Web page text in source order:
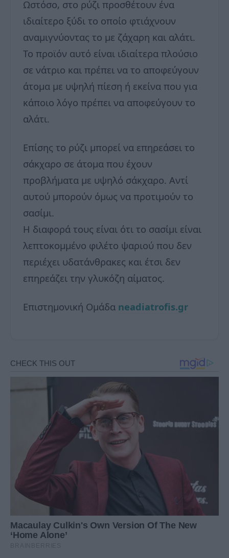
Ωστόσο, στο ρύζι προσθέτουν ένα
ιδιαίτερο ξύδι το οποίο φτιάχνουν
αναμιγνύοντας το με ζάχαρη και αλάτι.
Το προϊόν αυτό είναι ιδιαίτερα πλούσιο
σε νάτριο και πρέπει να το αποφεύγουν
άτομα με υψηλή πίεση ή εκείνα που για
κάποιο λόγο πρέπει να αποφεύγουν το
αλάτι.
Επίσης το ρύζι μπορεί να επηρεάσει το
σάκχαρο σε άτομα που έχουν
προβλήματα με υψηλό σάκχαρο. Αντί
αυτού μπορούν όμως να προτιμούν το
σασίμι.
Η διαφορά τους είναι ότι το σασίμι είναι
λεπτοκομμένο φιλέτο ψαριού που δεν
περιέχει υδατάνθρακες και έτσι δεν
επηρεάζει την γλυκόζη αίματος.
Επιστημονική Ομάδα neadiatrofis.gr